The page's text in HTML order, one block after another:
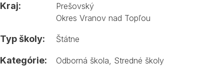
Kraj:
Prešovský
Okres Vranov nad Topľou
Typ školy: Štátne
Kategórie: Odborná škola, Stredné školy